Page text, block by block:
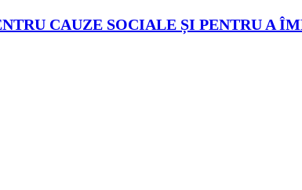
CAUZE SOCIALE ȘI PENTRU A